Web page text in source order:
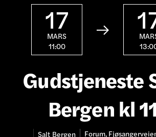
17
MARS
11:00

Gudstjeneste
Bergen kl
Salt Bergen Forum,